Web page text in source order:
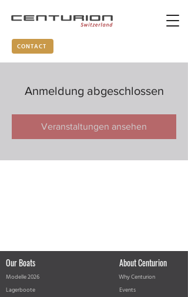
CONTACT
Anmeldung abgeschlossen
Veranstaltungen ansehen
Our Boats
Modelle 2026
Lagerboote
About Centurion
Why Centurion
Events